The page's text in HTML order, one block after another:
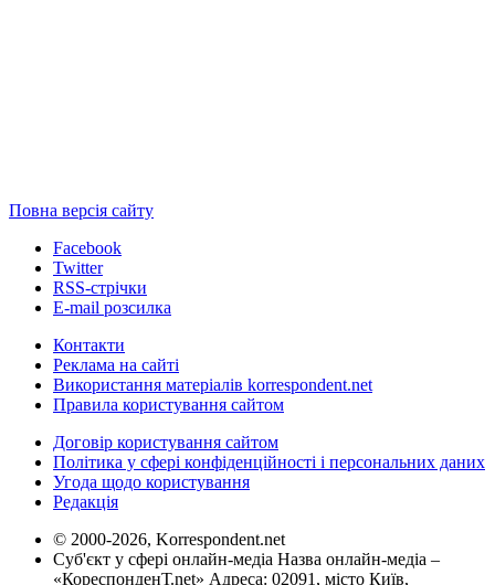
Повна версія сайту
Facebook
Twitter
RSS-стрічки
E-mail розсилка
Контакти
Реклама на сайті
Використання матеріалів korrespondent.net
Правила користування сайтом
Договір користування сайтом
Політика у сфері конфіденційності і персональних даних
Угода щодо користування
Редакція
© 2000-2026, Korrespondent.net
Суб'єкт у сфері онлайн-медіа Назва онлайн-медіа –
«КореспонденТ.net» Адреса: 02091, місто Київ,